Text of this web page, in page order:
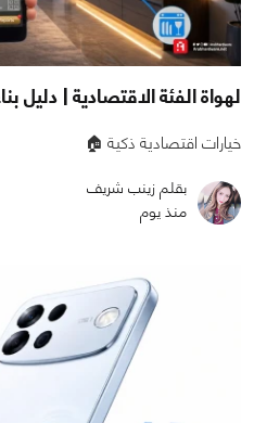
لهواة الفئة الاقتصادية | دليل
خيارات اقتصادية ذكية 🏠
بقلم زينب شريف
منذ يوم